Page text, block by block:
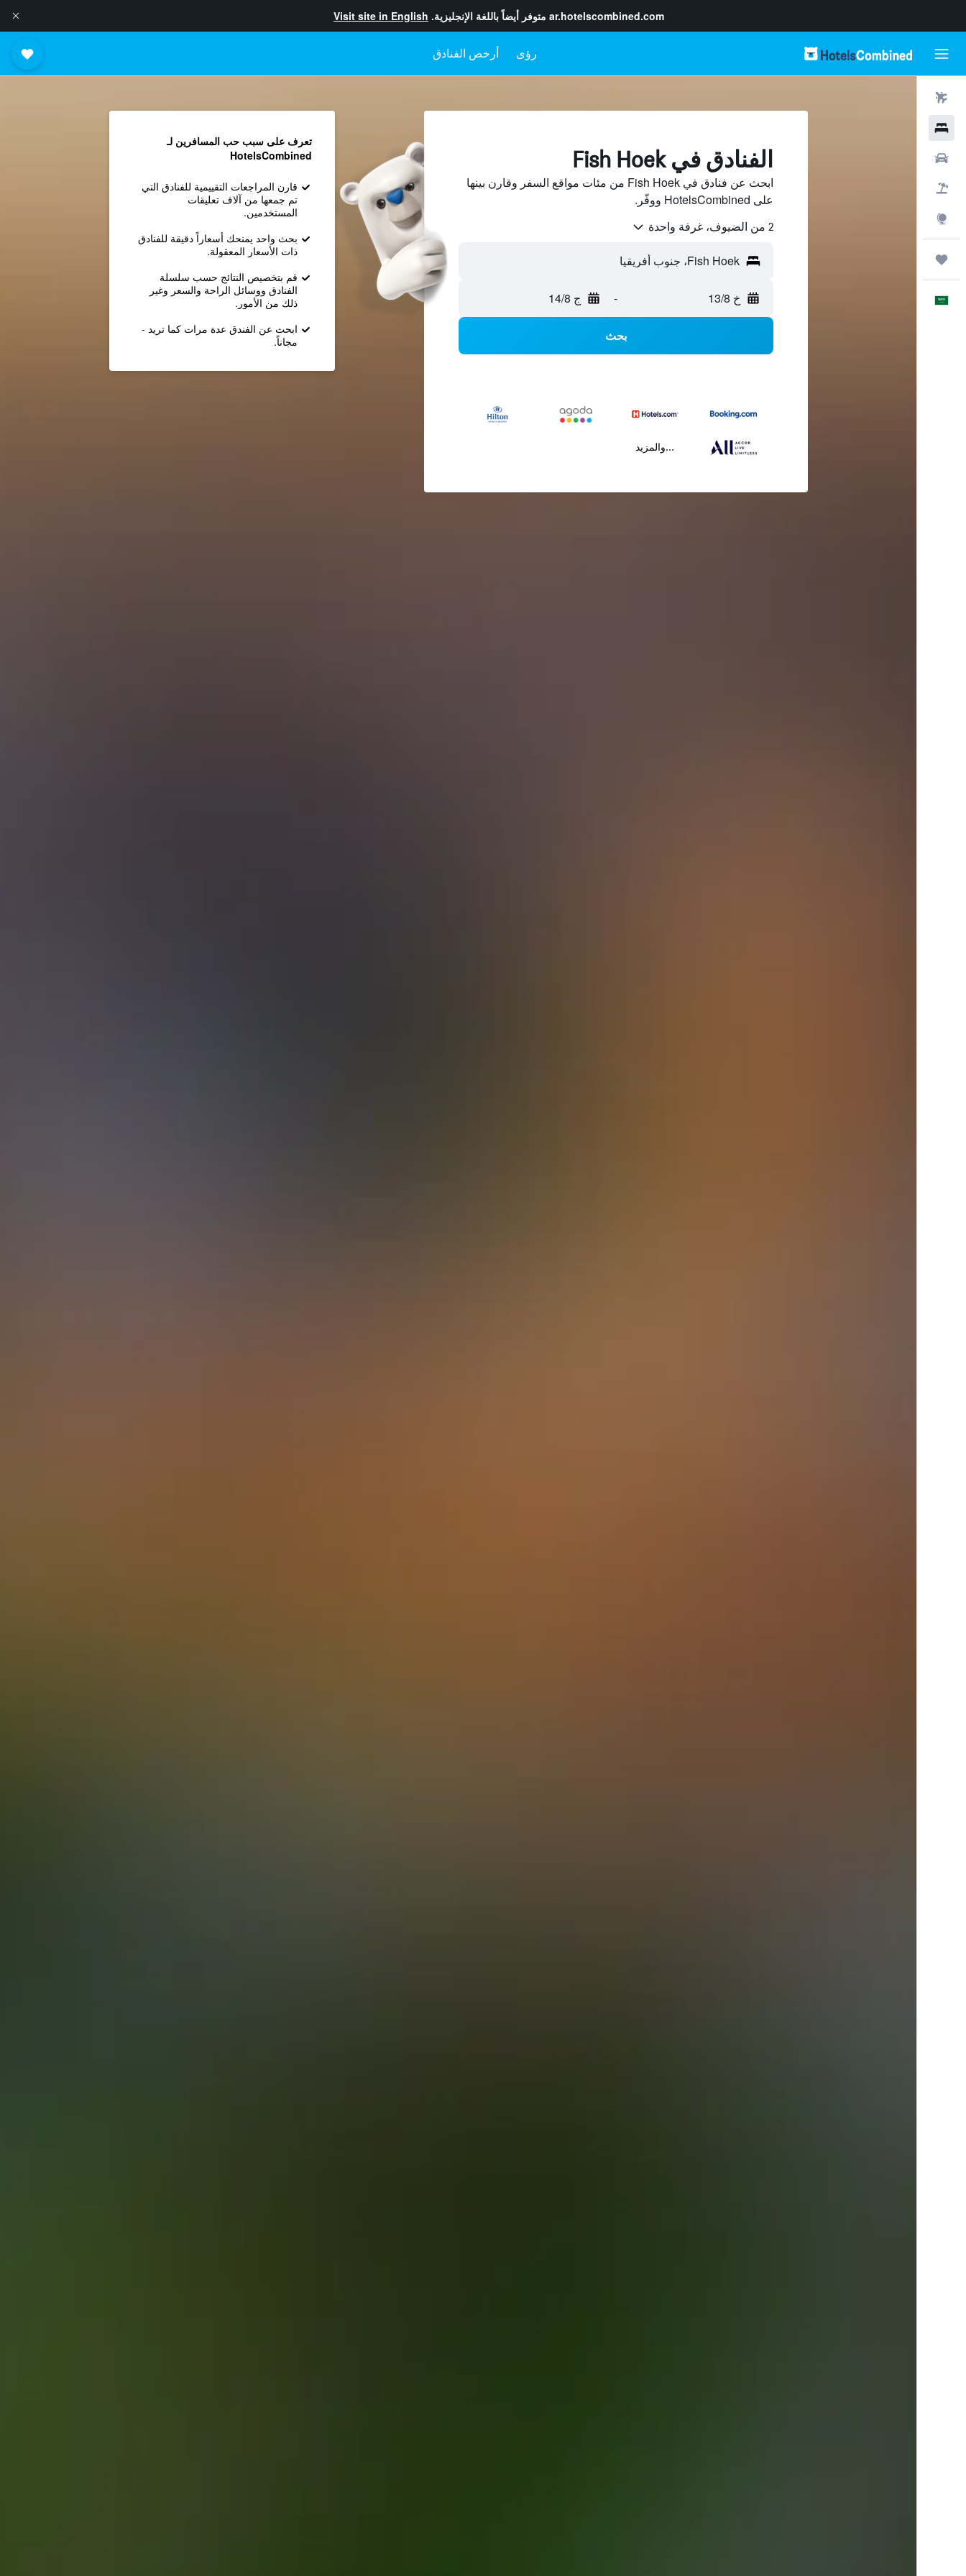
ar.hotelscombined.com متوفر أيضاً باللغة الإنجليزية. Visit site in English
رؤى أرخص الفنادق
الفنادق في Fish Hoek
ابحث عن فنادق في Fish Hoek من مئات مواقع السفر وقارن بينها
على HotelsCombined ووفّر.
2 من الضيوف، غرفة واحدة
خ 13/8 - ج 14/8
بحث
...والمزيد
تعرف على سبب حب المسافرين لـ
HotelsCombined
قارن المراجعات التقييمية للفنادق التي
تم جمعها من آلاف تعليقات
المستخدمين.
بحث واحد يمنحك أسعاراً دقيقة للفنادق
ذات الأسعار المعقولة.
قم بتخصيص النتائج حسب سلسلة
الفنادق ووسائل الراحة والسعر وغير
ذلك من الأمور.
ابحث عن الفندق عدة مرات كما تريد -
مجاناً.